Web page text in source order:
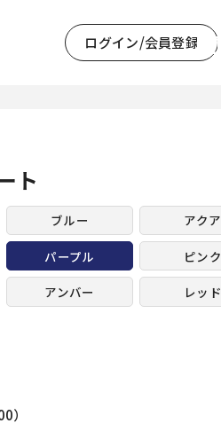
ログイン/会員登録
ト
ブルー アクア
パープル ピンク
アンバー レッド
）